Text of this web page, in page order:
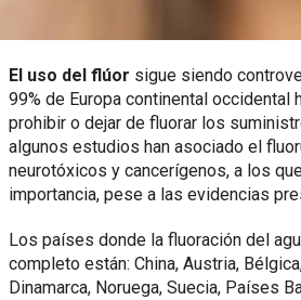
El uso del flúor sigue siendo
99% de Europa continental occidental
prohibir o dejar de fluorar los
algunos estudios han asociado el
neurotóxicos y cancerígenos, a los
importancia, pese a las evidencias
Los países donde la fluoración del
completo están: China, Austria,
Dinamarca, Noruega, Suecia, Países